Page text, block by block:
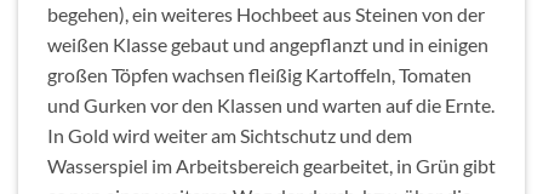
begehen), ein weiteres Hochbeet aus Steinen von der
weißen Klasse gebaut und angepflanzt und in einigen
großen Töpfen wachsen fleißig Kartoffeln, Tomaten
und Gurken vor den Klassen und warten auf die Ernte.
In Gold wird weiter am Sichtschutz und dem
Wasserspiel im Arbeitsbereich gearbeitet, in Grün gibt